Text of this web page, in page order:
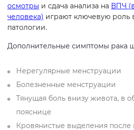
осмотры и сдача анализа на ВПЧ
человека) играют ключевую роль
патологии.
Дополнительные симптомы рака
Нерегулярные менструации
Болезненные менструации
Тянущая боль внизу живота, в
пояснице
Кровянистые выделения после